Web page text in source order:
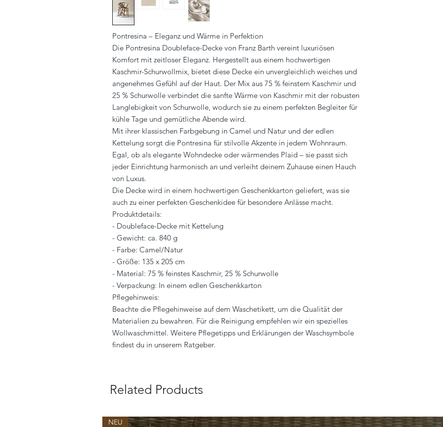
Pontresina – Eleganz und Wärme in Perfektion
Die Pontresina Doubleface-Decke von Franz Barth vereint luxuriösen
Komfort mit zeitloser Eleganz. Hergestellt aus einem hochwertigen
Kaschmir-Schurwollmix, bietet diese Decke ein unvergleichlich weiches und
angenehmes Gefühl auf der Haut. Der Mix aus 75 % feinstem Kaschmir und
25 % Schurwolle verbindet die sanfte Wärme von Kaschmir mit der robusten
Langlebigkeit von Schurwolle, wodurch sie zu einem perfekten Begleiter für
kühle Tage und gemütliche Abende wird.
Mit ihrer klassischen Farbgebung in Camel und Natur und der edlen
Kettelung sorgt die Pontresina für stilvolle Akzente in jedem Wohnraum.
Egal, ob als elegante Wohndecke oder wärmendes Plaid – sie passt sich
jeder Einrichtung harmonisch an und verleiht deinem Zuhause einen Hauch
von Luxus.
Die Decke wird in einem hochwertigen Geschenkkarton geliefert, was sie
auch zu einer perfekten Geschenkidee für besondere Anlässe macht.
Produktdetails:
- Doubleface-Decke mit Kettelung
- Gewicht: ca. 840 g
- Farbe: Camel/Natur
- Größe: 135 x 205 cm
- Material: 75 % feinstes Kaschmir, 25 % Schurwolle
- Verpackung: In einem edlen Geschenkkarton
Pflegehinweis:
Beachte die Pflegehinweise auf dem Waschetikett, um die Qualität der
Materialien zu bewahren. Für die Reinigung empfehlen wir ein spezielles
Wollwaschmittel. Weitere Pflegetipps und Erklärungen der Waschsymbole
findest du in unserem Ratgeber.
Related Products
NEU